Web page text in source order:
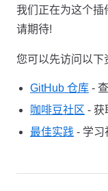
我们正在为这个插
请期待!
您可以先访问以下
GitHub 仓库 -
咖啡豆社区 - 获
最佳实践 - 学习